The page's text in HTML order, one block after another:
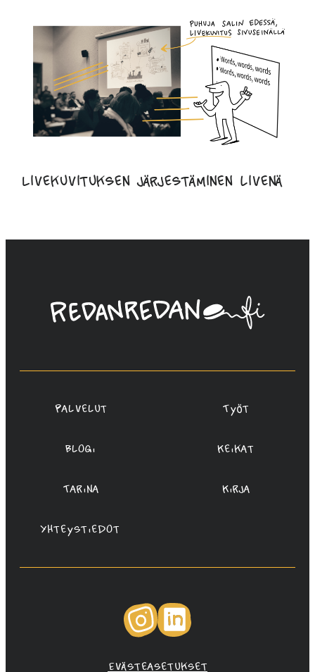
Livekuvituksen järjestäminen livenä
Linda
Saukko-
Oy
Palvelut Työt
Blogi Keikat
Tarina Kirja
Yhteystiedot
Instagram
Evästeasetukset